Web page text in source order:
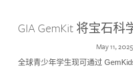
GIA GemKit 将宝石
May 11, 2025
全球青少年学生现可通过